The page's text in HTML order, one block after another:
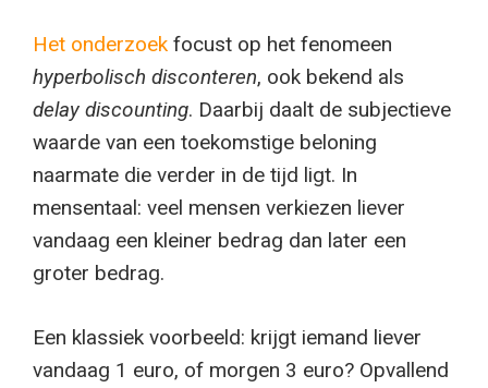
Het onderzoek focust op het fenomeen
hyperbolisch disconteren, ook bekend als
delay discounting. Daarbij daalt de subjectieve
waarde van een toekomstige beloning
naarmate die verder in de tijd ligt. In
mensentaal: veel mensen verkiezen liever
vandaag een kleiner bedrag dan later een
groter bedrag.
Een klassiek voorbeeld: krijgt iemand liever
vandaag 1 euro, of morgen 3 euro? Opvallend